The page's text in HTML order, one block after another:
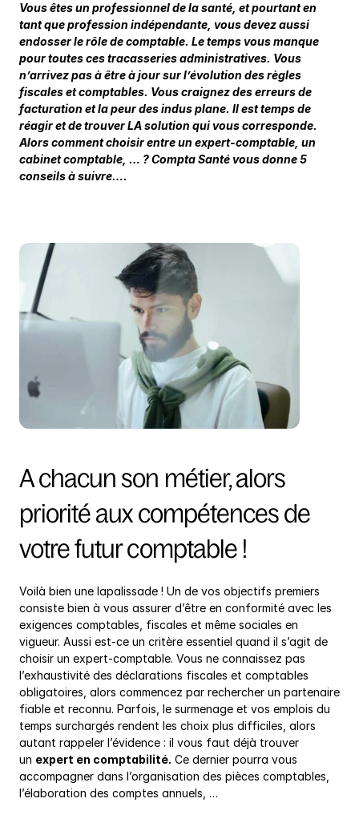
Vous êtes un professionnel de la santé, et pourtant en
tant que profession indépendante, vous devez aussi
endosser le rôle de comptable. Le temps vous manque
pour toutes ces tracasseries administratives. Vous
n’arrivez pas à être à jour sur l’évolution des règles
fiscales et comptables. Vous craignez des erreurs de
facturation et la peur des indus plane. Il est temps de
réagir et de trouver LA solution qui vous corresponde.
Alors comment choisir entre un expert-comptable, un
cabinet comptable, … ? Compta Santé vous donne 5
conseils à suivre….
A chacun son métier, alors
priorité aux compétences de
votre futur comptable !
Voilà bien une lapalissade ! Un de vos objectifs premiers
consiste bien à vous assurer d’être en conformité avec les
exigences comptables, fiscales et même sociales en
vigueur. Aussi est-ce un critère essentiel quand il s’agit de
choisir un expert-comptable. Vous ne connaissez pas
l’exhaustivité des déclarations fiscales et comptables
obligatoires, alors commencez par rechercher un partenaire
fiable et reconnu. Parfois, le surmenage et vos emplois du
temps surchargés rendent les choix plus difficiles, alors
autant rappeler l’évidence : il vous faut déjà trouver
un expert en comptabilité. Ce dernier pourra vous
accompagner dans l’organisation des pièces comptables,
l’élaboration des comptes annuels, …